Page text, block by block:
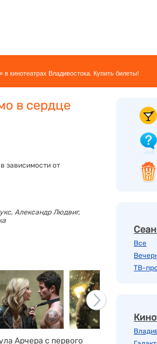
кинотеатрах Владивостока. Купить билеты!
в сердце
зависимости от
Александр Людвиг,
Арчера с первого
Все
ТВ-